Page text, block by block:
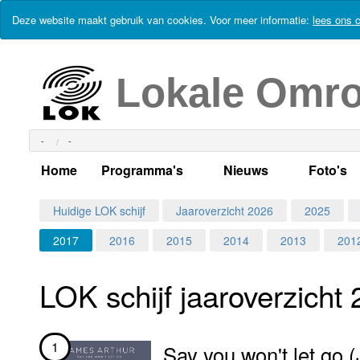
Deze website maakt gebruik van cookies. Voor meer informatie: lees ons
Lokale
- -
Home Programma's
Alle dagen
Weekschema
Woensdag
Alle programma's
Uitzending gemist?
Nieuws
Actueel Lokaal
LOK nieuws
RSS feed
Foto's
Huidige LOK schijf Jaaroverzicht 2026 2025
2017
2016 2015 2014 2013
LOK schijf jaar­over­zicht
1